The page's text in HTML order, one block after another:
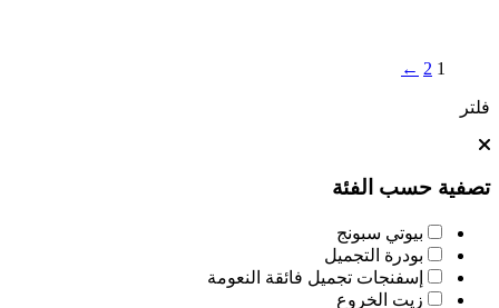
1
2
←
فلتر
تصفية حسب الفئة
بيوتي سبونج
بودرة التجميل
إسفنجات تجميل فائقة النعومة
زيت الخروع